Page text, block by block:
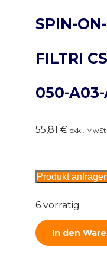
SPIN-
FILTRI
050-A03-
55,81 € exkl. MwSt.
Produkt
6 vorrätig
In den